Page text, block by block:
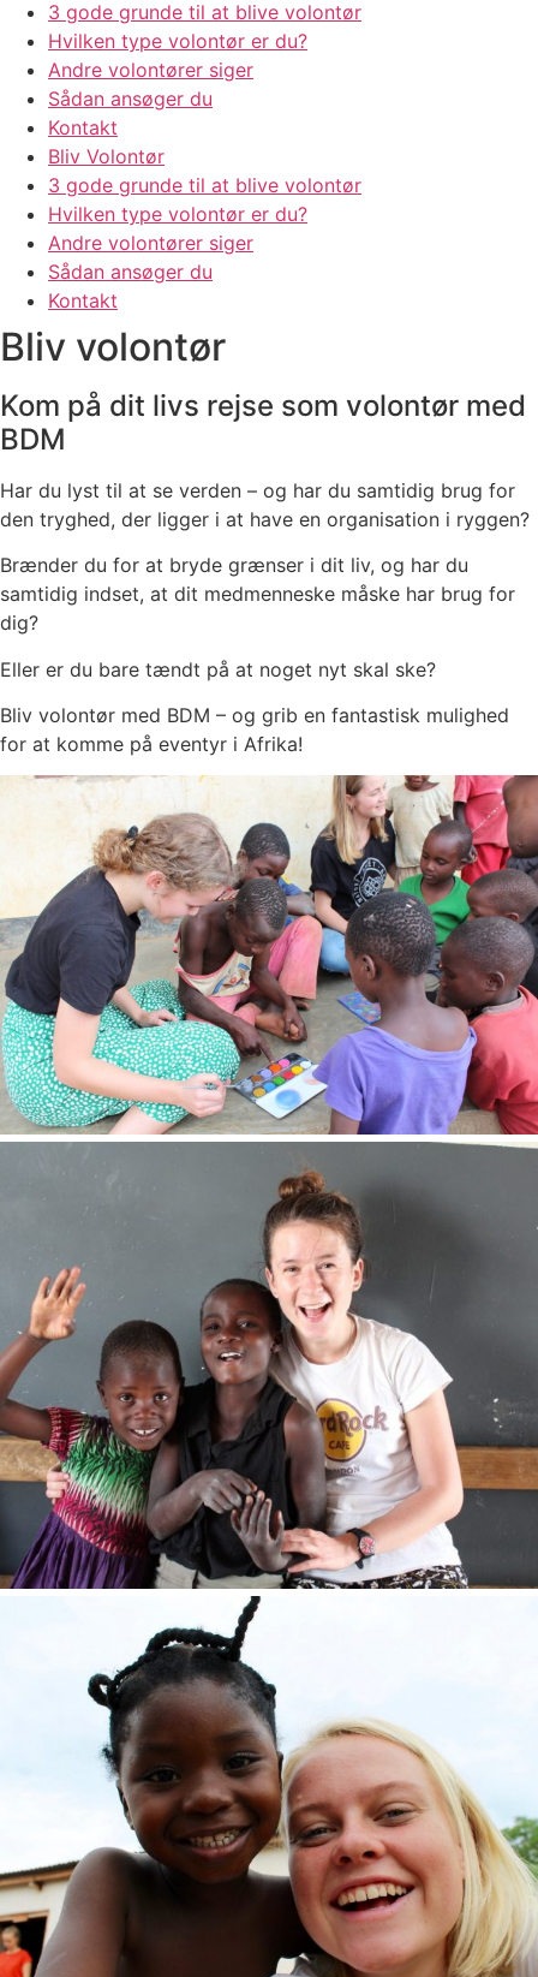
3 gode grunde til at blive volontør
Hvilken type volontør er du?
Andre volontører siger
Sådan ansøger du
Kontakt
Bliv Volontør
3 gode grunde til at blive volontør
Hvilken type volontør er du?
Andre volontører siger
Sådan ansøger du
Kontakt
Bliv volontør
Kom på dit livs rejse som volontør med
BDM
Har du lyst til at se verden – og har du samtidig brug for
den tryghed, der ligger i at have en organisation i ryggen?
Brænder du for at bryde grænser i dit liv, og har du
samtidig indset, at dit medmenneske måske har brug for
dig?
Eller er du bare tændt på at noget nyt skal ske?
Bliv volontør med BDM – og grib en fantastisk mulighed
for at komme på eventyr i Afrika!